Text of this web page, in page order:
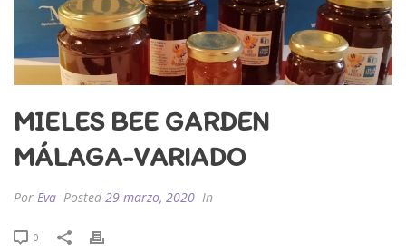
MIELES BEE GARDEN
MÁLAGA-VARIADO
Por Eva Posted 29 marzo, 2020 In
0